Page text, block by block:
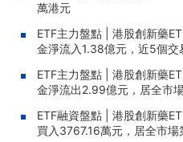
萬港元
ETF主力盤點 | 港股創新藥
金淨流入1.38億元，近5個交
ETF主力盤點 | 港股創新藥
金淨流出2.99億元，居全市
ETF融資盤點 | 港股創新藥
買入3767.16萬元，居全市場